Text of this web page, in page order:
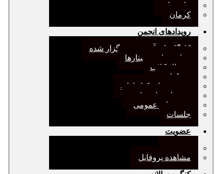
مازندران
کرمان
رویدادهای انجمن
کارگاههای آموزشی برگزار شده
همایش‌ها و سمینارها
ژورنال کلاب
نقد کتاب
دورهمی‌های کتابدارانه
سخنرانی‌های علمی
مجمع‌های عمومی
جلسات
عضویت
مشاهده پروفایل